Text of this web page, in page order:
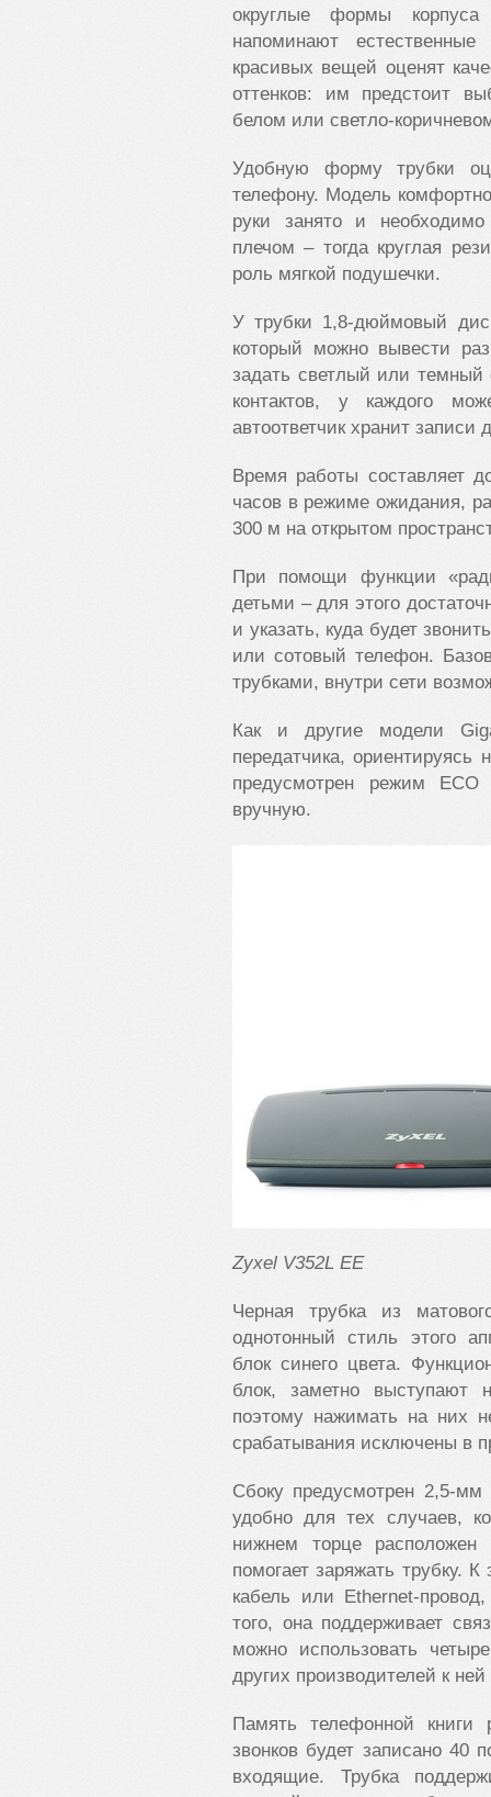
округлые формы
напоминают
красивых вещей оценят
оттенков: им предстоит
белом или светло-
Удобную форму трубки
телефону. Модель
руки занято и
плечом – тогда круглая
роль мягкой подушечки.
У трубки 1,8-дюймовый
который можно вывести
задать светлый или
контактов, у каждого
автоответчик хранит записи
Время работы составляет
часов в режиме ожидания,
300 м на открытом
При помощи функции
детьми – для этого
и указать, куда будет
или сотовый телефон.
трубками, внутри сети
Как и другие модели
передатчика, ориентируясь
предусмотрен режим
вручную.
Zyxel V352L EE
Черная трубка из
однотонный стиль этого
блок синего цвета.
блок, заметно выступают
поэтому нажимать на них
срабатывания исключены в
Сбоку предусмотрен 2,5-
удобно для тех случаев,
нижнем торце расположен
помогает заряжать трубку.
кабель или Ethernet-
того, она поддерживает
можно использовать
других производителей к ней
Память телефонной книги
звонков будет записано 40
входящие. Трубка